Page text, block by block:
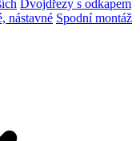
Dvojdřezy s odkapem
nástavné Spodní montáž